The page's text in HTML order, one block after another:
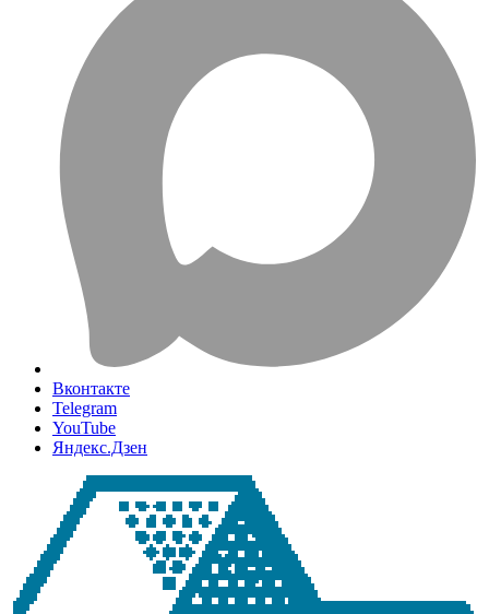
Вконтакте
Telegram
YouTube
Яндекс.Дзен